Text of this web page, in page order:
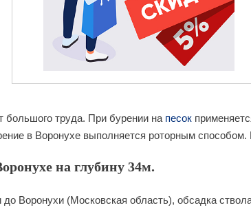
большого труда. При бурении на песок
в Воронухе выполняется роторным
на глубину 34м.
до Воронухи (Московская область), обсадка